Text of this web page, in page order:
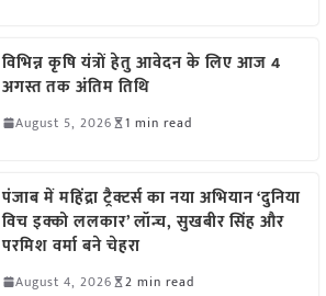
विभिन्न कृषि यंत्रों हेतु आवेदन के लिए आज 4
अगस्त तक अंतिम तिथि
August 5, 2026 1 min read
पंजाब में महिंद्रा ट्रैक्टर्स का नया अभियान ‘दुनिया
विच इक्को ललकार’ लॉन्च, सुखबीर सिंह और
परमिश वर्मा बने चेहरा
August 4, 2026 2 min read